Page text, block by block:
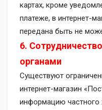
картах, кроме
платеже, в интернет-
передана быть не
6.
органами
Существуют
интернет-магазин
информацию частного